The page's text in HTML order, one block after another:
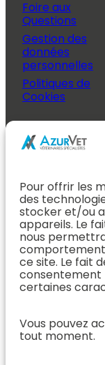
Pour offrir les
des
stocker et/ou
appareils. Le
nous
comportement
ce site. Le fait
consentement
certaines
Vous pouvez
tout moment.
Foire aux
Questions
Gestion des
données
personnelles
Politiques de
Cookies
Propriétaire
Prendre
rendez-vous
Après mon
rendez-vous
Espace
Vétérinaire
cas
Nous rejoindre